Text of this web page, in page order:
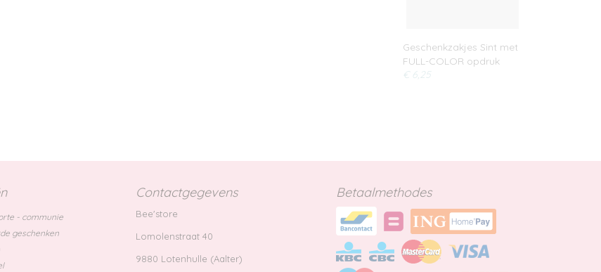
Geschenkzakjes Sint met
FULL-COLOR opdruk
€ 6,25
- communie
geschenken
Contactgegevens
Bee'store
Lomolenstraat 40
9880 Lotenhulle (Aalter)
Betaalmethodes